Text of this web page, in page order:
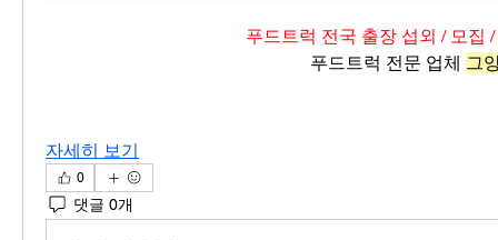
푸드트럭 전국 출장 섭외 / 모집
푸드트럭 전문 업체 그
자세히 보기
0
댓글 0개